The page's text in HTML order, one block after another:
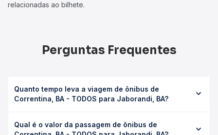
relacionadas ao bilhete.
Perguntas Frequentes
Quanto tempo leva a viagem de ônibus de
Correntina, BA - TODOS para Jaborandi, BA?
Jaborandi, BA leva em média 1h 25min, podendo variar
Qual é o valor da passagem de ônibus de